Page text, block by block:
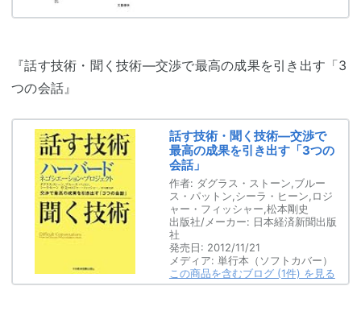
『話す技術・聞く技術―交渉で最高の成果を引き出す「3
つの会話』
話す技術・聞く技術―交渉で
最高の成果を引き出す「3つの
会話」
作者: ダグラス・ストーン,ブルー
ス・パットン,シーラ・ヒーン,ロジ
ャー・フィッシャー,松本剛史
出版社/メーカー: 日本経済新聞出版
社
発売日: 2012/11/21
メディア: 単行本（ソフトカバー）
この商品を含むブログ (1件) を見る